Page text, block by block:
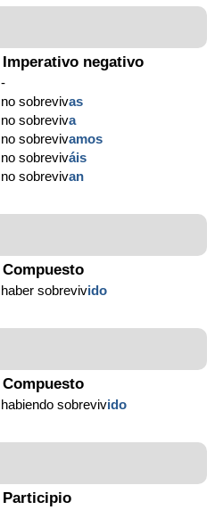
Imperativo negativo
-
no sobrevivas
no sobreviva
no sobrevivamos
no sobreviváis
no sobrevivan
Compuesto
haber sobrevivido
Compuesto
habiendo sobrevivido
Participio